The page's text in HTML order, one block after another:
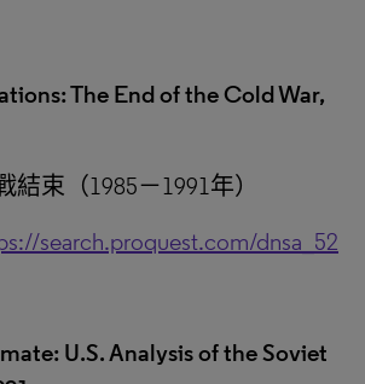
The End of the Cold War,
束（1985－1991‎年）
search.proquest.com/dnsa_52
U.S. Analysis of the Soviet